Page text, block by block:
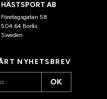
HÄSTSPORT AB
Företagsgatan 58
504 64 Borås
Sweden
NYHETSBREV
OK